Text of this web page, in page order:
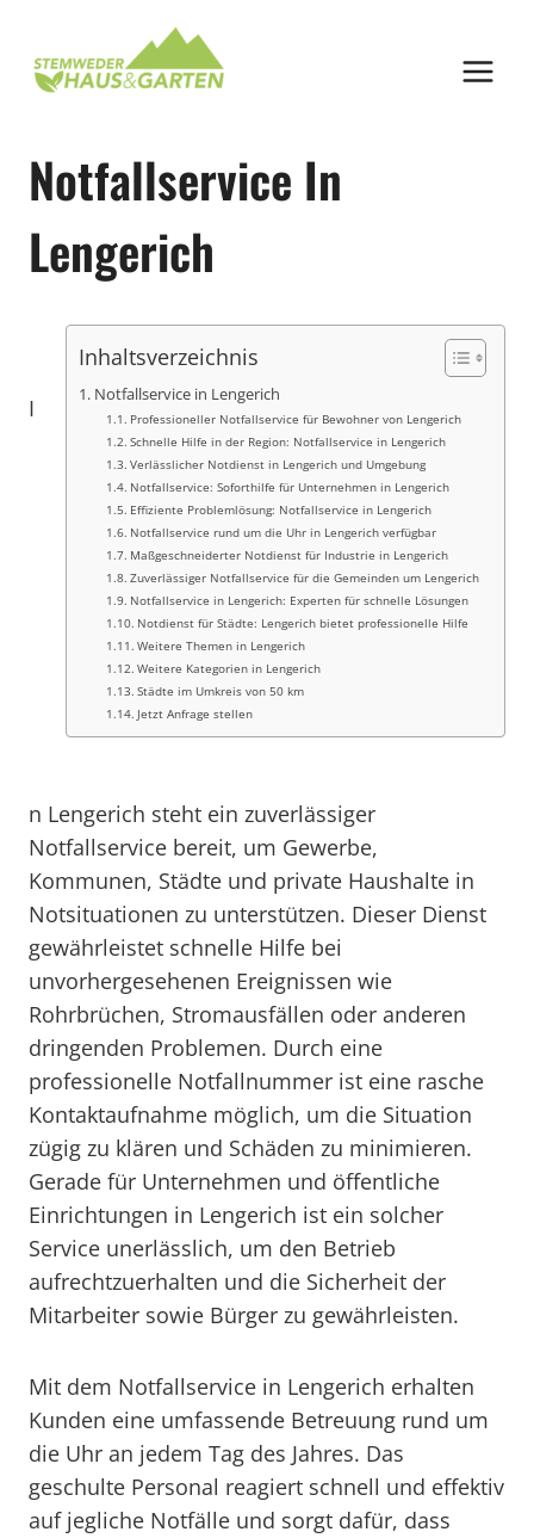
springen
Notfallservice In
Lengerich
Inhaltsverzeichnis
Notfallservice in Lengerich
Professioneller Notfallservice für Bewohner von Lengerich
Schnelle Hilfe in der Region: Notfallservice in Lengerich
Verlässlicher Notdienst in Lengerich und Umgebung
Notfallservice: Soforthilfe für Unternehmen in Lengerich
Effiziente Problemlösung: Notfallservice in Lengerich
Notfallservice rund um die Uhr in Lengerich verfügbar
Maßgeschneiderter Notdienst für Industrie in Lengerich
Zuverlässiger Notfallservice für die Gemeinden um Lengerich
Notfallservice in Lengerich: Experten für schnelle Lösungen
Notdienst für Städte: Lengerich bietet professionelle Hilfe
Weitere Themen in Lengerich
Weitere Kategorien in Lengerich
Städte im Umkreis von 50 km
Jetzt Anfrage stellen
I
n Lengerich steht ein zuverlässiger
Notfallservice bereit, um Gewerbe,
Kommunen, Städte und private Haushalte in
Notsituationen zu unterstützen. Dieser Dienst
gewährleistet schnelle Hilfe bei
unvorhergesehenen Ereignissen wie
Rohrbrüchen, Stromausfällen oder anderen
dringenden Problemen. Durch eine
professionelle Notfallnummer ist eine rasche
Kontaktaufnahme möglich, um die Situation
zügig zu klären und Schäden zu minimieren.
Gerade für Unternehmen und öffentliche
Einrichtungen in Lengerich ist ein solcher
Service unerlässlich, um den Betrieb
aufrechtzuerhalten und die Sicherheit der
Mitarbeiter sowie Bürger zu gewährleisten.
Mit dem Notfallservice in Lengerich erhalten
Kunden eine umfassende Betreuung rund um
die Uhr an jedem Tag des Jahres. Das
geschulte Personal reagiert schnell und effektiv
auf jegliche Notfälle und sorgt dafür, dass